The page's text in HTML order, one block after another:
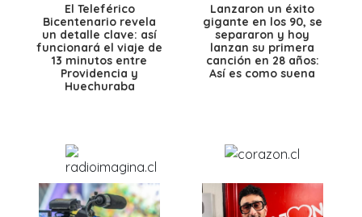
El Teleférico
Bicentenario revela
un detalle clave: así
funcionará el viaje de
13 minutos entre
Providencia y
Huechuraba
Lanzaron un éxito
gigante en los 90, se
separaron y hoy
lanzan su primera
canción en 28 años:
Así es como suena